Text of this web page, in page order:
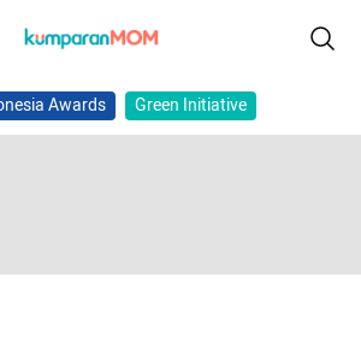
Awards Green Initiative